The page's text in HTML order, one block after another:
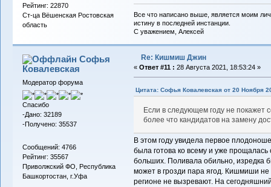
Рейтинг: 22870
Ст-ца Вёшенская Ростовская
область
Все что написано выше, является моим
истину в последней инстанции.
С уважением, Алексей
Софья
Ковалевская
Модератор форума
Спасибо
-Дано: 32189
-Получено: 35537
Сообщений: 4766
Рейтинг: 35567
Приволжский ФО, Республика
Башкортостан, г.Уфа
Re: Кишмиш Джин
« Ответ #11 : 28 Августа 2021, 18:53:24 »
Цитата: Софья Ковалевская от 20 Ноября
Если в следующем году не покажет
более что кандидатов на замену
В этом году увидела первое
была готова ко всему и уже
больших. Поливала обильно, изредка
может в грозди пара ягод. Кишмиши
регионе не вызревают. На